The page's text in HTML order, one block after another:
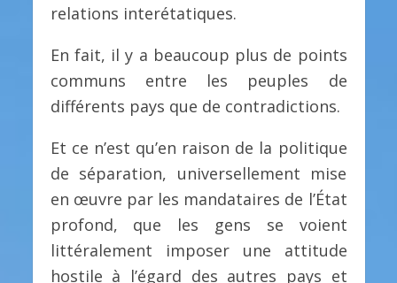
relations interétatiques.
En fait, il y a beaucoup plus de points
communs entre les peuples de
différents pays que de contradictions.
Et ce n’est qu’en raison de la politique
de séparation, universellement mise
en œuvre par les mandataires de l’État
profond, que les gens se voient
littéralement imposer une attitude
hostile à l’égard des autres pays et